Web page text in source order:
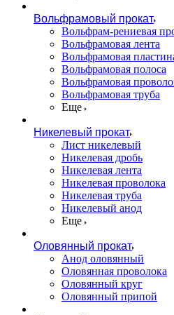
Вольфрамовый прокат
Вольфрам-рениевая
Вольфрамовая лента
Вольфрамовая
Вольфрамовая полоса
Вольфрамовая
Вольфрамовая труба
Еще
Никелевый прокат
Лист никелевый
Никелевая дробь
Никелевая лента
Никелевая проволока
Никелевая труба
Никелевый анод
Еще
Оловянный прокат
Анод оловянный
Оловянная проволока
Оловянный круг
Оловянный припой